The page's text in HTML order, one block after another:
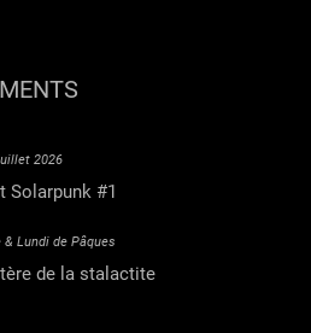
2026
Solarpunk #1
& Lundi de Pâques
de la stalactite